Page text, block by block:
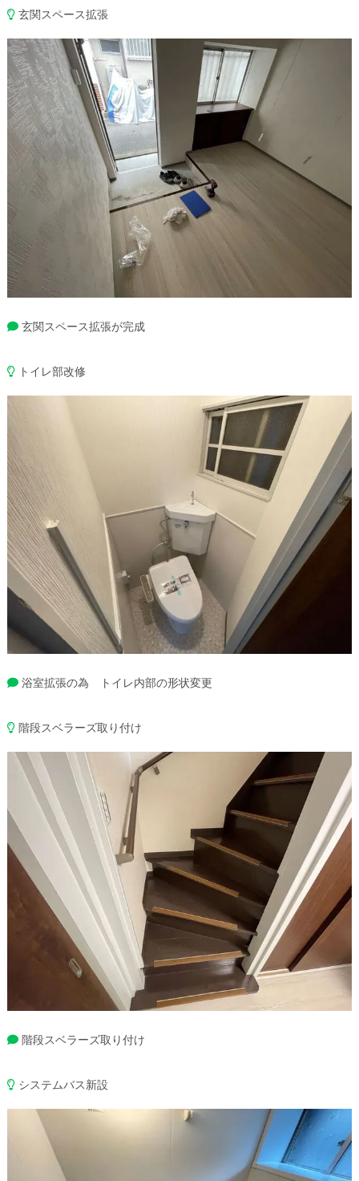
玄関スペース拡張
玄関スペース拡張が完成
トイレ部改修
浴室拡張の為 トイレ内部の形状変更
階段スベラーズ取り付け
階段スベラーズ取り付け
システムバス新設